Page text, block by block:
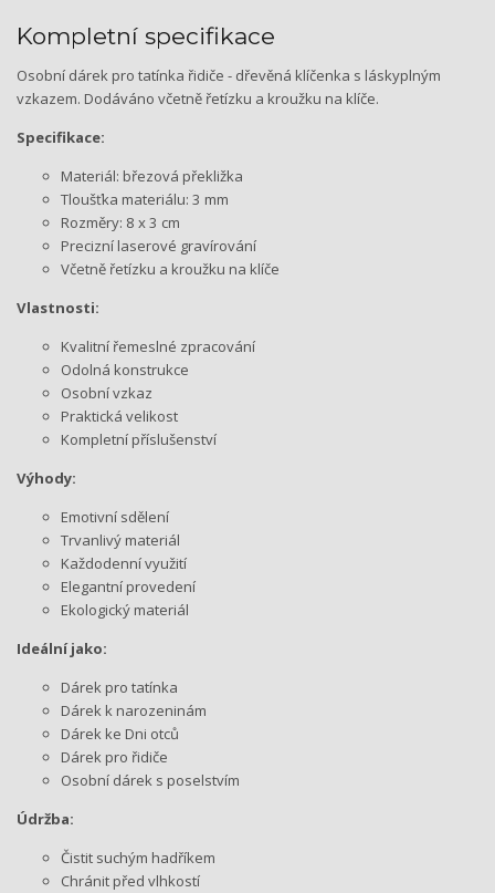
Kompletní specifikace
Osobní dárek pro tatínka řidiče - dřevěná klíčenka s láskyplným
vzkazem. Dodáváno včetně řetízku a kroužku na klíče.
Specifikace:
Materiál: březová překližka
Tloušťka materiálu: 3 mm
Rozměry: 8 x 3 cm
Precizní laserové gravírování
Včetně řetízku a kroužku na klíče
Vlastnosti:
Kvalitní řemeslné zpracování
Odolná konstrukce
Osobní vzkaz
Praktická velikost
Kompletní příslušenství
Výhody:
Emotivní sdělení
Trvanlivý materiál
Každodenní využití
Elegantní provedení
Ekologický materiál
Ideální jako:
Dárek pro tatínka
Dárek k narozeninám
Dárek ke Dni otců
Dárek pro řidiče
Osobní dárek s poselstvím
Údržba:
Čistit suchým hadříkem
Chránit před vlhkostí